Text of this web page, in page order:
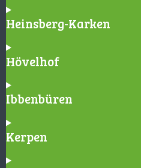
Heinsberg-Karken
Hövelhof
Ibbenbüren
Kerpen